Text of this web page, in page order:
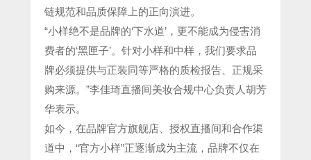
链规范和品质保障上的正向演进。
“小样绝不是品牌的‘下水道’，更不能成为侵害消
费者的‘黑匣子’。针对小样和中样，我们要求品
牌必须提供与正装同等严格的质检报告、正规采
购来源。”李佳琦直播间美妆合规中心负责人胡芳
华表示。
如今，在品牌官方旗舰店、授权直播间和合作渠
道中，“官方小样”正逐渐成为主流，品牌不仅在